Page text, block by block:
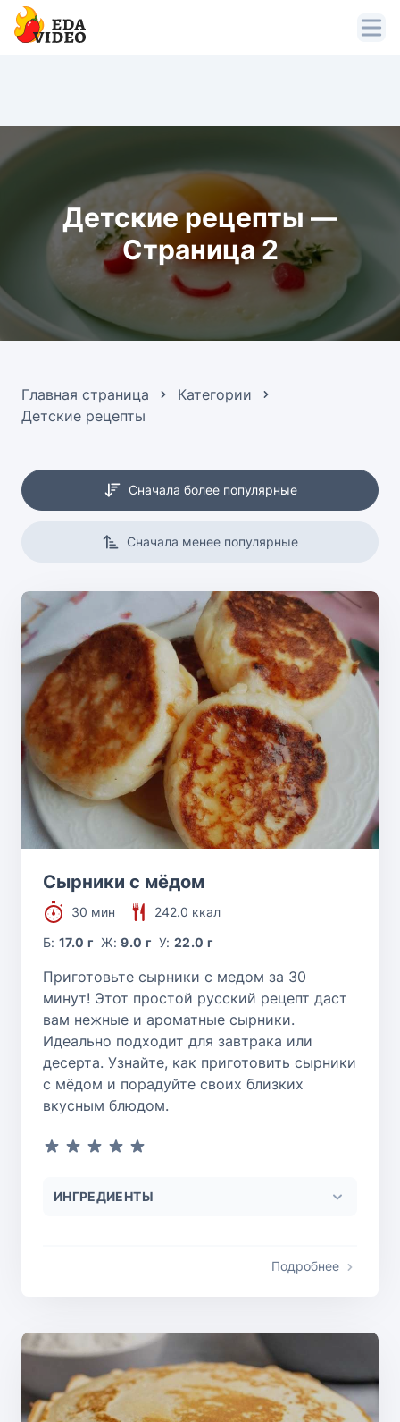
Детские рецепты —
Страница 2
Главная страница
Категории
Детские рецепты
Сначала более популярные
Сначала менее популярные
Сырники с мёдом
30 мин
242.0 ккал
Б:17.0 г Ж:9.0 г У:22.0 г
Приготовьте сырники с медом за 30
минут! Этот простой русский рецепт даст
вам нежные и ароматные сырники.
Идеально подходит для завтрака или
десерта. Узнайте, как приготовить сырники
с мёдом и порадуйте своих близких
вкусным блюдом.
ИНГРЕДИЕНТЫ
Подробнее